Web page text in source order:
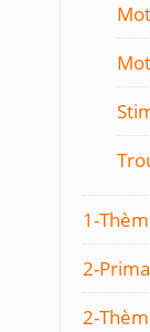
1-
2-
2-